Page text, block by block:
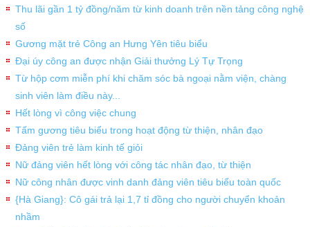
Thu lãi gần 1 tỷ đồng/năm từ kinh doanh trên nền tảng công nghệ
số
Gương mặt trẻ Công an Hưng Yên tiêu biểu
Đại úy công an được nhận Giải thưởng Lý Tự Trọng
Từ hộp cơm miễn phí khi chăm sóc bà ngoại nằm viện, chàng
sinh viên làm điều này...
Hết lòng vì công việc chung
Tấm gương tiêu biểu trong hoạt động từ thiện, nhân đạo
Đảng viên trẻ làm kinh tế giỏi
Nữ đảng viên hết lòng với công tác nhân đạo, từ thiện
Nữ công nhân được vinh danh đảng viên tiêu biểu toàn quốc
{Hà Giang}: Cô gái trả lại 1,7 tỉ đồng cho người chuyển khoản
nhầm